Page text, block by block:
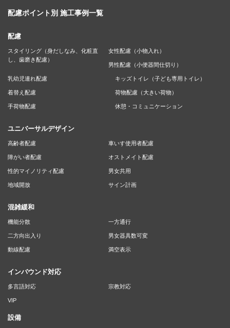
配慮ポイント別 施工事例一覧
配慮
スタイリング（身だしなみ、化粧直
し、歯磨き配慮）
女性配慮（小物入れ）
男性配慮（小便器間仕切り）
乳幼児連れ配慮 キッズトイレ（子ども専用トイレ）
着替え配慮 荷物配慮（大きい荷物）
手荷物配慮 休憩・コミュニケーション
ユニバーサルデザイン
高齢者配慮 車いす使用者配慮
障がい者配慮 オストメイト配慮
性的マイノリティ配慮 男女共用
地域開放 サイン計画
混雑緩和
機能分散 一方通行
二方向出入り 男女器具数可変
動線配慮 満空表示
インバウンド対応
多言語対応 宗教対応
VIP
設備